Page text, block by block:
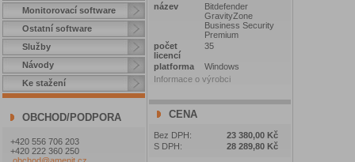
Monitorovací software
Ostatní software
Služby
Návody
Ke stažení
OBCHOD/PODPORA
+420 556 706 203
+420 222 360 250
název
Bitdefender
GravityZone
Business Security
Premium
počet
licencí
35
platforma
Windows
Informace o výrobci
CENA
Bez DPH:
23 380,00 Kč
S DPH:
28 289,80 Kč